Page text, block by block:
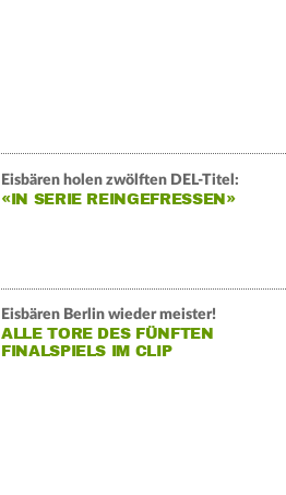
Eisbären holen zwölften DEL-Titel:
«IN SERIE REINGEFRESSEN»
Eisbären Berlin wieder meister!
ALLE TORE DES FÜNFTEN
FINALSPIELS IM CLIP